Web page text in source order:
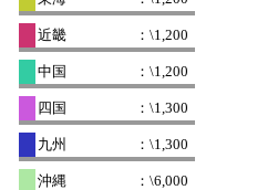
近畿 ：\1,200
中国 ：\1,200
四国 ：\1,300
九州 ：\1,300
沖縄 ：\6,000